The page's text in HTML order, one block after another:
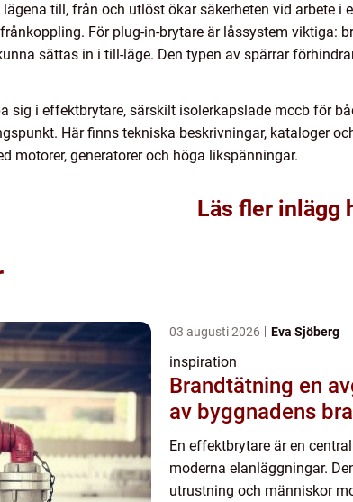
till, från och utlöst ökar säkerheten vid arbete i
För plug-in-brytare är låssystem viktiga:
sättas in i till-läge. Den typen av spärrar
sig i effektbrytare, särskilt isolerkapslade mccb för
Här finns tekniska beskrivningar, kataloger
motorer, generatorer och höga likspänningar.
Läs fler inlägg
03 augusti 2026 Eva Sjöberg
inspiration
Brandtätning en avgörande del
av byggnadens
En effektbrytare är en
moderna elanläggningar.
utrustning och människor